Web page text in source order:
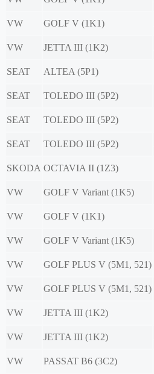
VW
GOLF V (1K1)
VW
JETTA III (1K2)
SEAT
ALTEA (5P1)
SEAT
TOLEDO III (5P2)
SEAT
TOLEDO III (5P2)
SEAT
TOLEDO III (5P2)
SKODA OCTAVIA II (1Z3)
VW
GOLF V Variant (1K5)
VW
GOLF V (1K1)
VW
GOLF V Variant (1K5)
VW
GOLF PLUS V (5M1, 521)
VW
GOLF PLUS V (5M1, 521)
VW
JETTA III (1K2)
VW
JETTA III (1K2)
VW
PASSAT B6 (3C2)